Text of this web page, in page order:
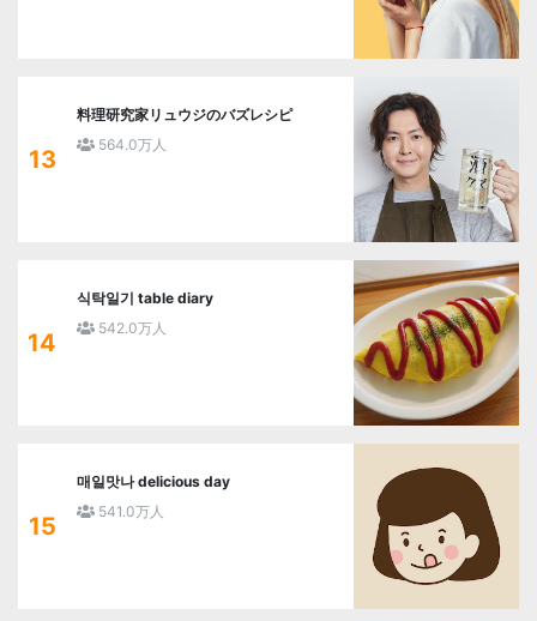
13
料理研究家リュウジのバズレシピ
564.0万人
14
식탁일기 table diary
542.0万人
15
매일맛나 delicious day
541.0万人